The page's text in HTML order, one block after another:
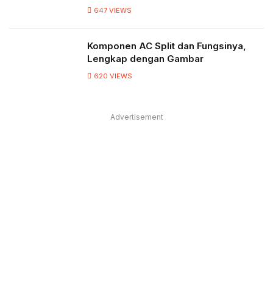
647 VIEWS
Komponen AC Split dan Fungsinya,
Lengkap dengan Gambar
620 VIEWS
Advertisement